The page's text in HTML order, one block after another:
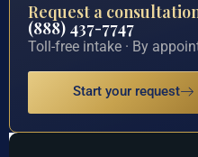
Request a
(888) 437-7747
Toll-free intake · By
Start your request